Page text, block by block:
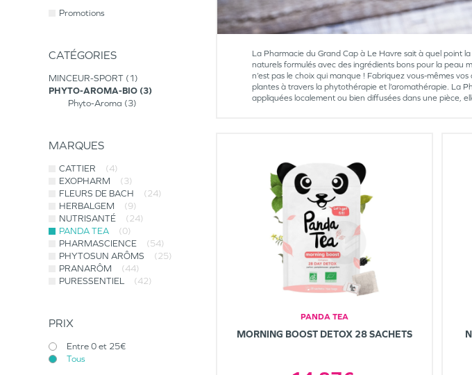
Promotions
CATÉGORIES
MINCEUR-SPORT
1
PHYTO-AROMA-BIO 3
Phyto-Aroma
3
MARQUES
CATTIER
(4)
EXOPHARM
(3)
FLEURS DE BACH
(24)
HERBALGEM
(9)
NUTRISANTÉ
(24)
PANDA TEA
(0)
PHARMASCIENCE
(54)
PHYTOSUN ARÔMS
(25)
PRANARÔM
(44)
PURESSENTIEL
(42)
PRIX
Entre 0 et 25€
Tous
La Pharmacie du Grand Cap à Le Havre sait à quel point
naturels formulés avec des ingrédients bons pour la peau
n’est pas le choix qui manque ! Fabriquez vous-mêmes
plantes à travers la phytothérapie et l’aromathérapie. La
appliquées localement ou bien diffusées dans une pièce,
PANDA TEA
MORNING BOOST DETOX 28 SACHETS